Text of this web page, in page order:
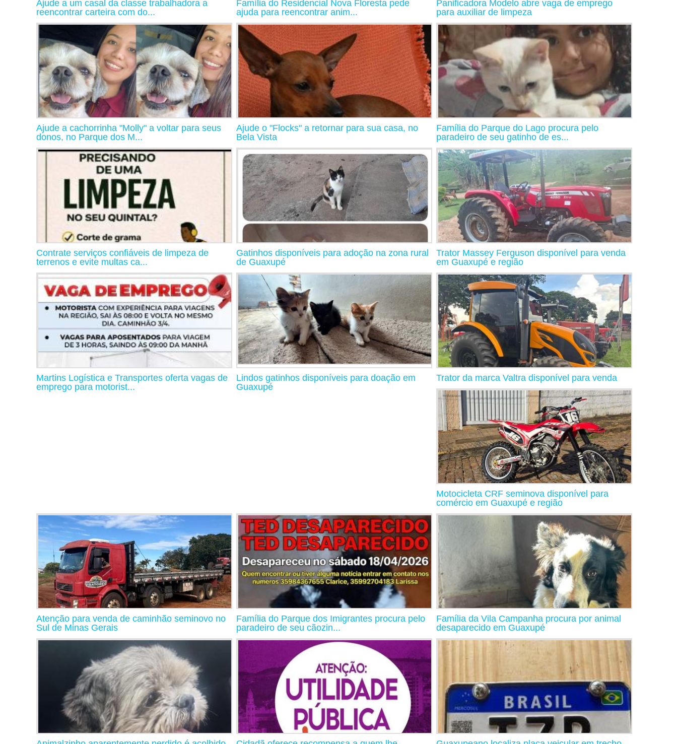
Ajude a um casal da classe trabalhadora a
reencontrar carteira com do...
Família do Residencial Nova Floresta pede
ajuda para reencontrar anim...
Panificadora Modelo abre vaga de emprego
para auxiliar de limpeza
Ajude a cachorrinha "Molly" a voltar para seus
donos, no Parque dos M...
Ajude o "Flocks" a retornar para sua casa, no
Bela Vista
Família do Parque do Lago procura pelo
paradeiro de seu gatinho de es...
Contrate serviços confiáveis de limpeza de
terrenos e evite multas ca...
Gatinhos disponíveis para adoção na zona rural
de Guaxupé
Trator Massey Ferguson disponível para venda
em Guaxupé e região
Martins Logística e Transportes oferta vagas de
emprego para motorist...
Lindos gatinhos disponíveis para doação em
Guaxupé
Trator da marca Valtra disponível para venda
Motocicleta CRF seminova disponível para
comércio em Guaxupé e região
Atenção para venda de caminhão seminovo no
Sul de Minas Gerais
Família do Parque dos Imigrantes procura pelo
paradeiro de seu cãozin...
Família da Vila Campanha procura por animal
desaparecido em Guaxupé